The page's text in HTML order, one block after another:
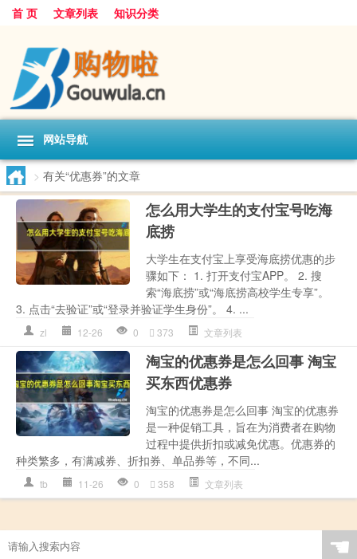
首 页 文章列表 知识分类
网站导航
> 有关“优惠券”的文章
怎么用大学生的支付宝号吃海
底捞
大学生在支付宝上享受海底捞优惠的步
骤如下： 1. 打开支付宝APP。 2. 搜
索“海底捞”或“海底捞高校学生专享”。
3. 点击“去验证”或“登录并验证学生身份”。 4. ...
zl 12-26 0 373 文章列表
淘宝的优惠券是怎么回事 淘宝
买东西优惠券
淘宝的优惠券是怎么回事 淘宝的优惠券
是一种促销工具，旨在为消费者在购物
过程中提供折扣或减免优惠。优惠券的
种类繁多，有满减券、折扣券、单品券等，不同...
tb 11-26 0 358 文章列表
☚